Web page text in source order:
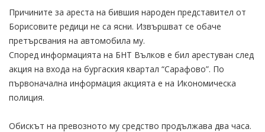
Причините за ареста на бившия народен представител от
Борисовите редици не са ясни. Извършват се обаче
претърсвания на автомобила му.
Според информацията на БНТ Вълков е бил арестуван след
акция на входа на бургаския квартал “Сарафово”. По
първоначална информация акцията е на Икономическа
полиция.
Обискът на превозното му средство продължава два часа.